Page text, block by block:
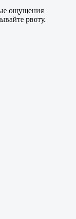
ощущения
рвоту.